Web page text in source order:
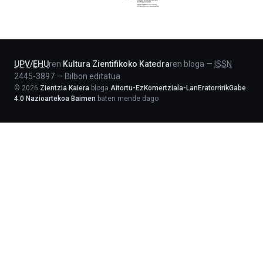
Jaurlaritza
UPV/EHUren Kultura Zientifikoko Katedraren bloga — ISSN
2445-3897 — Bilbon editatua
© 2026 Zientzia Kaiera bloga Aitortu-EzKomertziala-LanEratorririkGabe
4.0 Nazioartekoa Baimen baten mende dago